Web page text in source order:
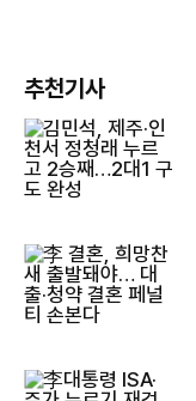
추천기사